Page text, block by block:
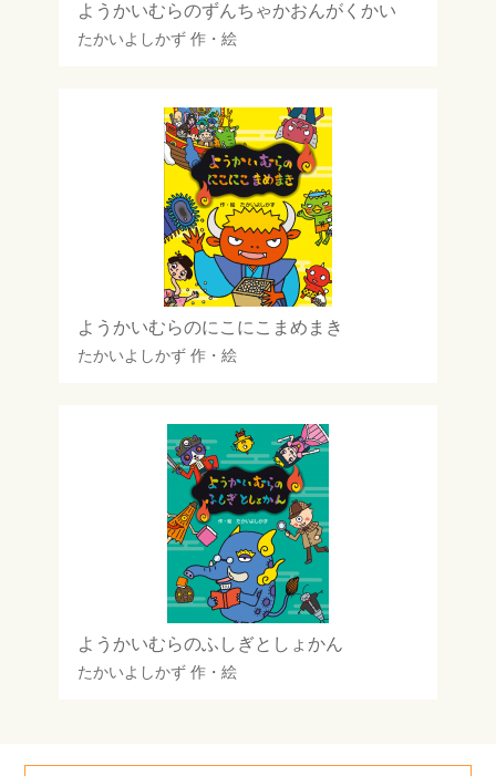
ようかいむらのずんちゃかおんがくかい
たかいよしかず作・絵
ようかいむらのにこにこまめまき
たかいよしかず作・絵
ようかいむらのふしぎとしょかん
たかいよしかず作・絵